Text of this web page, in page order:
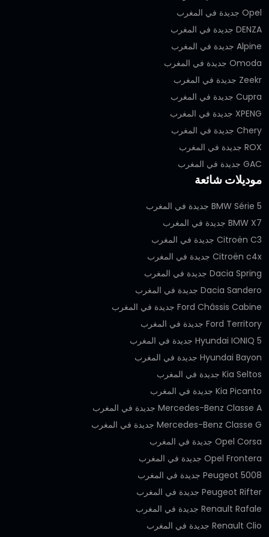
Opel جديدة في المغرب
DENZA جديدة في المغرب
Alpine جديدة في المغرب
Omoda جديدة في المغرب
Zeekr جديدة في المغرب
Cupra جديدة في المغرب
XPENG جديدة في المغرب
Chery جديدة في المغرب
ROX جديدة في المغرب
GAC جديدة في المغرب
موديلات شائعة
BMW Série 5 جديدة في المغرب
BMW X7 جديدة في المغرب
Citroën C3 جديدة في المغرب
Citroën c4x جديدة في المغرب
Dacia Spring جديدة في المغرب
Dacia Sandero جديدة في المغرب
Ford Châssis Cabine جديدة في المغرب
Ford Territory جديدة في المغرب
Hyundai IONIQ 5 جديدة في المغرب
Hyundai Bayon جديدة في المغرب
Kia Seltos جديدة في المغرب
Kia Picanto جديدة في المغرب
Mercedes-Benz Classe A جديدة في المغرب
Mercedes-Benz Classe G جديدة في المغرب
Opel Corsa جديدة في المغرب
Opel Frontera جديدة في المغرب
Peugeot 5008 جديدة في المغرب
Peugeot Rifter جديدة في المغرب
Renault Rafale جديدة في المغرب
Renault Clio جديدة في المغرب